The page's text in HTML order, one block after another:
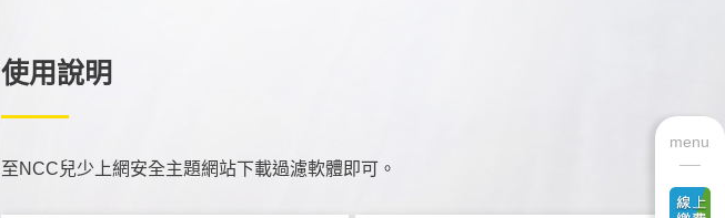
menu
使用說明
至NCC兒少上網安全主題網站下載過濾軟體即可。